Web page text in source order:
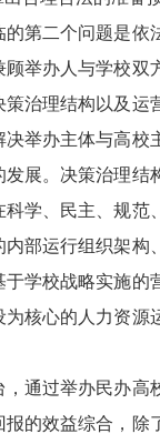
二个问题是依
举办人与学校
治理结构以及
举办主体与高
展。决策治理
学、民主、规
部运行组织架
学校战略实施
核心的人力资
过举办民办高
的效益综合，